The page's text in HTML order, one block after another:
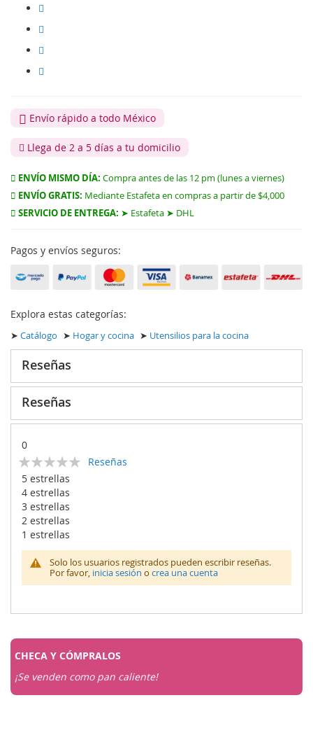
Envío rápido a todo México
Llega de 2 a 5 días a tu domicilio
ENVÍO MISMO DÍA: Compra antes de las 12 pm (lunes a viernes)
ENVÍO GRATIS: Mediante Estafeta en compras a partir de $4,000
SERVICIO DE ENTREGA: ➤ Estafeta ➤ DHL
Pagos y envíos seguros:
Explora estas categorías:
➤ Catálogo ➤ Hogar y cocina ➤ Utensilios para la cocina
Reseñas
Reseñas
0
Calificación:
% of100
Reseñas
5 estrellas
4 estrellas
3 estrellas
2 estrellas
1 estrellas
Solo los usuarios registrados pueden escribir reseñas.
Por favor, inicia sesión o crea una cuenta
CHECA Y CÓMPRALOS
¡Se venden como pan caliente!